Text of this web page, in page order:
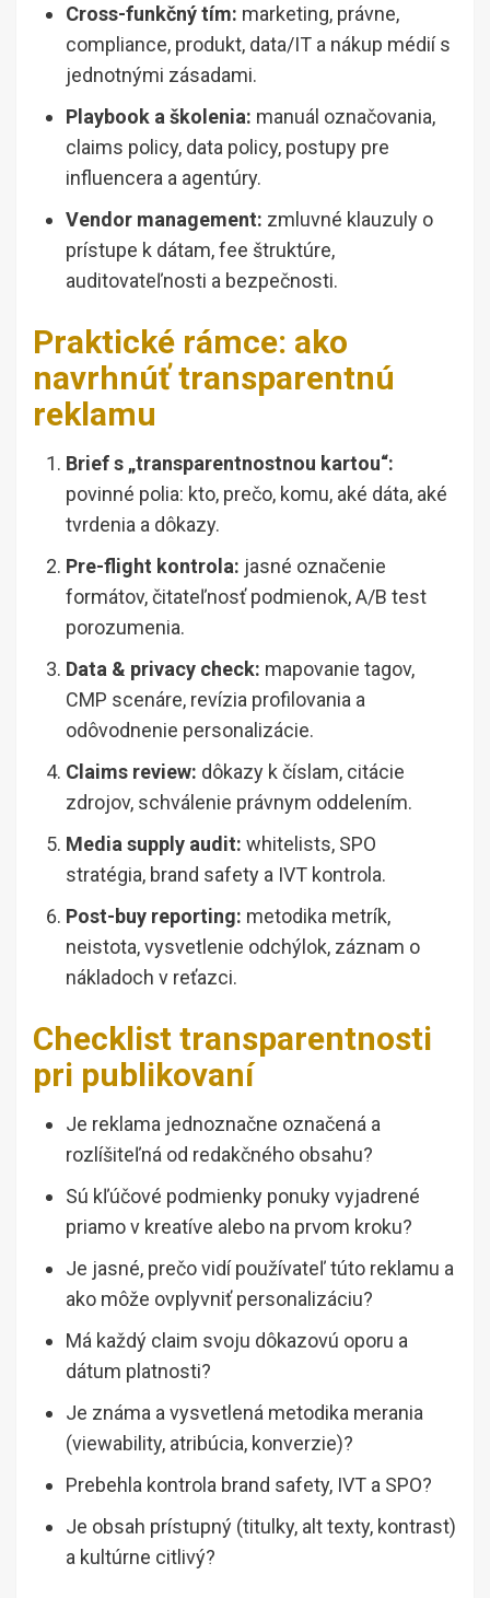
Cross-funkčný tím: marketing, právne,
compliance, produkt, data/IT a nákup médií s
jednotnými zásadami.
Playbook a školenia: manuál označovania,
claims policy, data policy, postupy pre
influencera a agentúry.
Vendor management: zmluvné klauzuly o
prístupe k dátam, fee štruktúre,
auditovateľnosti a bezpečnosti.
Praktické rámce: ako
navrhnúť transparentnú
reklamu
Brief s „transparentnostnou kartou“:
povinné polia: kto, prečo, komu, aké dáta, aké
tvrdenia a dôkazy.
Pre-flight kontrola: jasné označenie
formátov, čitateľnosť podmienok, A/B test
porozumenia.
Data & privacy check: mapovanie tagov,
CMP scenáre, revízia profilovania a
odôvodnenie personalizácie.
Claims review: dôkazy k číslam, citácie
zdrojov, schválenie právnym oddelením.
Media supply audit: whitelists, SPO
stratégia, brand safety a IVT kontrola.
Post-buy reporting: metodika metrík,
neistota, vysvetlenie odchýlok, záznam o
nákladoch v reťazci.
Checklist transparentnosti
pri publikovaní
Je reklama jednoznačne označená a
rozlíšiteľná od redakčného obsahu?
Sú kľúčové podmienky ponuky vyjadrené
priamo v kreatíve alebo na prvom kroku?
Je jasné, prečo vidí používateľ túto reklamu a
ako môže ovplyvniť personalizáciu?
Má každý claim svoju dôkazovú oporu a
dátum platnosti?
Je známa a vysvetlená metodika merania
(viewability, atribúcia, konverzie)?
Prebehla kontrola brand safety, IVT a SPO?
Je obsah prístupný (titulky, alt texty, kontrast)
a kultúrne citlivý?